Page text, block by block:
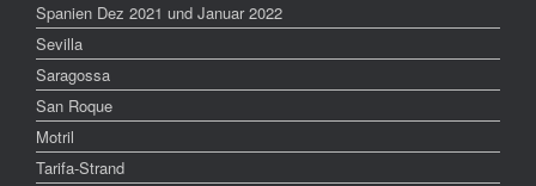
Spanien Dez 2021 und Januar 2022
Sevilla
Saragossa
San Roque
Motril
Tarifa-Strand